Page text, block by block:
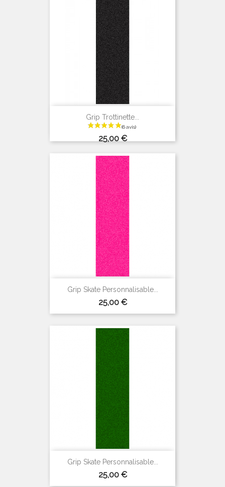
Grip Trottinette...
Prix
25,00 €
Grip Skate Personnalisable...
Prix
25,00 €
Grip Skate Personnalisable...
Prix
25,00 €